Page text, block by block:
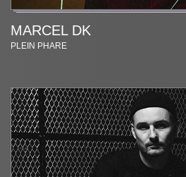
MARCEL DK
PLEIN PHARE